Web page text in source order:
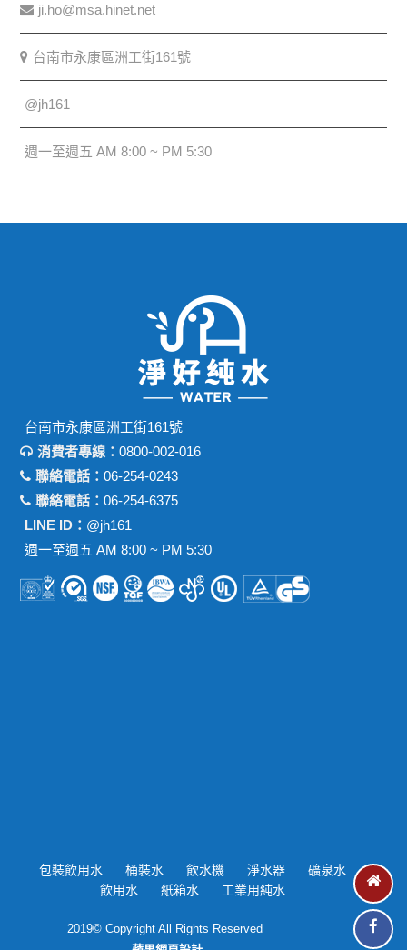
ji.ho@msa.hinet.net
台南市永康區洲工街161號
@jh161
週一至週五 AM 8:00 ~ PM 5:30
台南市永康區洲工街161號
消費者專線：0800-002-016
聯絡電話：06-254-0243
聯絡電話：06-254-6375
LINE ID： @jh161
週一至週五 AM 8:00 ~ PM 5:30
包裝飲用水 桶裝水 飲水機 淨水器
礦泉水
飲用水
紙箱水 工業用純水
2019© Copyright All Rights Reserved